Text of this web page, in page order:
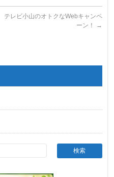
テレビ小山のオトクなWebキャンペ
ーン！
→